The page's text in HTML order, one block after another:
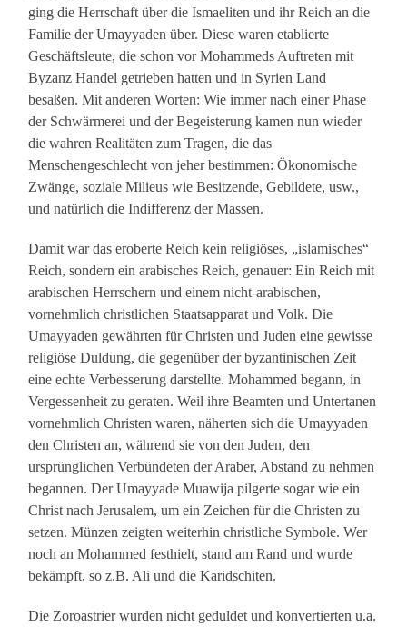
ging die Herrschaft über die Ismaeliten und ihr Reich an die
Familie der Umayyaden über. Diese waren etablierte
Geschäftsleute, die schon vor Mohammeds Auftreten mit
Byzanz Handel getrieben hatten und in Syrien Land
besaßen. Mit anderen Worten: Wie immer nach einer Phase
der Schwärmerei und der Begeisterung kamen nun wieder
die wahren Realitäten zum Tragen, die das
Menschengeschlecht von jeher bestimmen: Ökonomische
Zwänge, soziale Milieus wie Besitzende, Gebildete, usw.,
und natürlich die Indifferenz der Massen.
Damit war das eroberte Reich kein religiöses, „islamisches“
Reich, sondern ein arabisches Reich, genauer: Ein Reich mit
arabischen Herrschern und einem nicht-arabischen,
vornehmlich christlichen Staatsapparat und Volk. Die
Umayyaden gewährten für Christen und Juden eine gewisse
religiöse Duldung, die gegenüber der byzantinischen Zeit
eine echte Verbesserung darstellte. Mohammed begann, in
Vergessenheit zu geraten. Weil ihre Beamten und Untertanen
vornehmlich Christen waren, näherten sich die Umayyaden
den Christen an, während sie von den Juden, den
ursprünglichen Verbündeten der Araber, Abstand zu nehmen
begannen. Der Umayyade Muawija pilgerte sogar wie ein
Christ nach Jerusalem, um ein Zeichen für die Christen zu
setzen. Münzen zeigten weiterhin christliche Symbole. Wer
noch an Mohammed festhielt, stand am Rand und wurde
bekämpft, so z.B. Ali und die Karidschiten.
Die Zoroastrier wurden nicht geduldet und konvertierten u.a.